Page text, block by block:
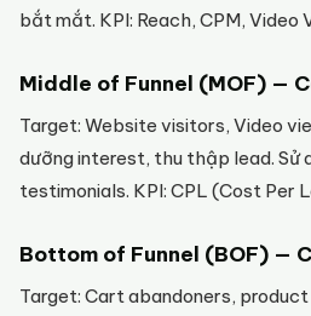
bắt mắt. KPI: Reach, CPM, Video
Middle of Funnel (MOF) —
Target: Website visitors, Video
dưỡng interest, thu thập lead. Sử
testimonials. KPI: CPL (Cost Per
Bottom of Funnel (BOF) —
Target: Cart abandoners,